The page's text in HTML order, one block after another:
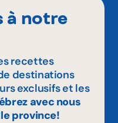
à notre
recettes
destinations
exclusifs et les
avec nous
province!